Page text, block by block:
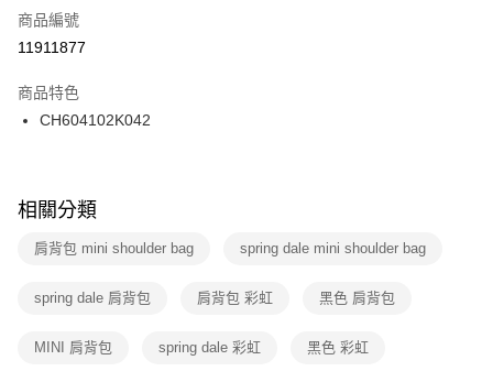
【「AFTEE先享後付」結帳流程】
１．於結帳方式選擇「AFTEE先享後付」後，將跳轉至「AFTEE先享後付」
２．訂單成立數日內，您將收到繳費通知簡訊。
３．收到繳費通知簡訊後14天內，點擊此簡訊中的連結，可透過四大超商／
ATM／網路銀行／等多元方式進行付款，方視為交易完成。
※ 交易是否成功請以「AFTEE先享後付 」之結帳頁面顯示為準，若有關於
是否繳費成功／繳費後需取消欲退款等相關疑問，請聯繫「AFTEE先享後付
客戶支援中心」https://netprotections.freshdesk.com/support/home
１．透過由恩沛科技股份有限公司提供之「AFTEE先享後付」服務完成之交
權轉讓予恩沛科技股份有限公司。
宅配
每筆NT$100，滿NT$1,500(含以上)免運費
付款後門市自取
每筆NT$100，滿NT$1,500(含以上)免運費
商品編號
11911877
商品特色
CH604102K042
相關分類
肩背包 mini shoulder bag spring dale mini shoulder bag
spring dale 肩背包 肩背包 彩虹 黑色 肩背包
MINI 肩背包 spring dale 彩虹 黑色 彩虹